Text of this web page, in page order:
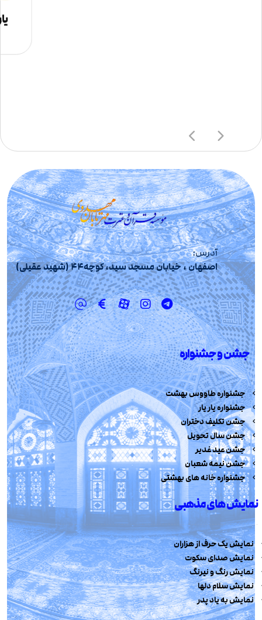
آدرس:
اصفهان ، خیابان مسجد سید، کوچه44 (شهید عقیلی)
جشن و جشنواره
جشنواره طاووس بهشت
جشنواره یار یار
جشن تکلیف دختران
جشن سال تحویل
جشن عید غدیر
جشن نیمه شعبان
جشنواره خانه های بهشتی
نمایش های مذهبی
نمایش یک حرف از هزاران
نمایش صدای سکوت
نمایش رنگ و نیرنگ
نمایش سلام دلها
نمایش به یاد پدر